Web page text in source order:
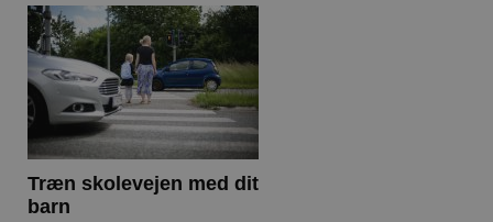
Træn skolevejen med dit
barn